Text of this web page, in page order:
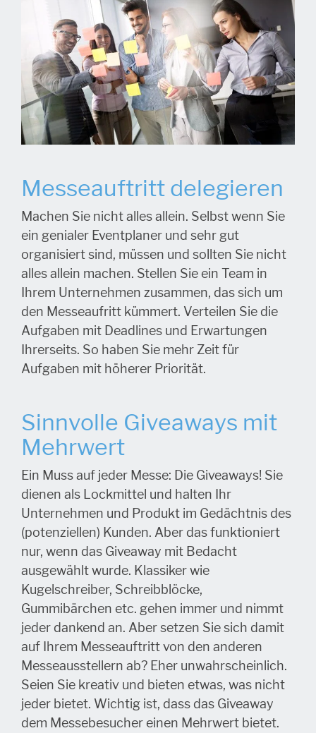
Messeauftritt delegieren
Machen Sie nicht alles allein. Selbst wenn Sie
ein genialer Eventplaner und sehr gut
organisiert sind, müssen und sollten Sie nicht
alles allein machen. Stellen Sie ein Team in
Ihrem Unternehmen zusammen, das sich um
den Messeaufritt kümmert. Verteilen Sie die
Aufgaben mit Deadlines und Erwartungen
Ihrerseits. So haben Sie mehr Zeit für
Aufgaben mit höherer Priorität.
Sinnvolle Giveaways mit
Mehrwert
Ein Muss auf jeder Messe: Die Giveaways! Sie
dienen als Lockmittel und halten Ihr
Unternehmen und Produkt im Gedächtnis des
(potenziellen) Kunden. Aber das funktioniert
nur, wenn das Giveaway mit Bedacht
ausgewählt wurde. Klassiker wie
Kugelschreiber, Schreibblöcke,
Gummibärchen etc. gehen immer und nimmt
jeder dankend an. Aber setzen Sie sich damit
auf Ihrem Messeauftritt von den anderen
Messeausstellern ab? Eher unwahrscheinlich.
Seien Sie kreativ und bieten etwas, was nicht
jeder bietet. Wichtig ist, dass das Giveaway
dem Messebesucher einen Mehrwert bietet.